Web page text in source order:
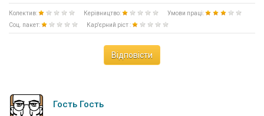
Колектив: Керівництво:
Умови праці:
Соц. пакет:
Кар'єрний ріст :
Відповісти
Гость Гость